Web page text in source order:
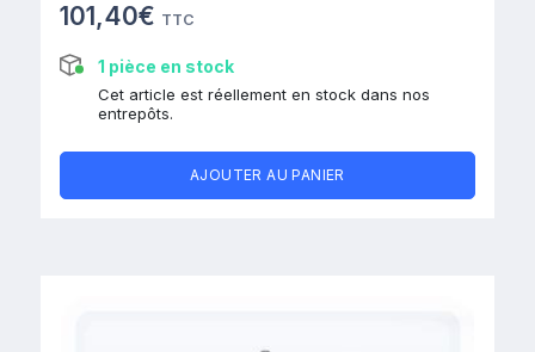
101,40€ TTC
1 pièce en stock
Cet article est réellement en stock dans nos
entrepôts.
AJOUTER AU PANIER